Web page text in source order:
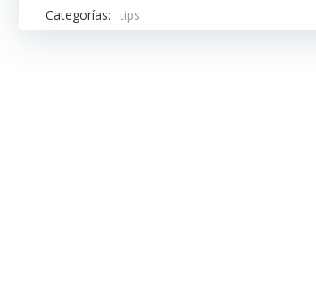
Categorías: tips